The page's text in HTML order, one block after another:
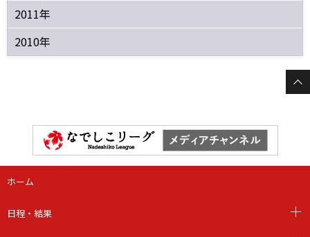
2011年
2010年
ホーム
日程・結果